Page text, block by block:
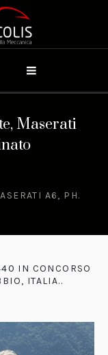
Maserati
A6, PH.
IN CONCORSO
ITALIA..